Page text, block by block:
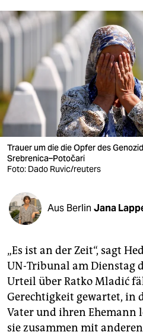
sport
berlin
wahrheit
verlag
verlag
veranstaltungen
fragen & hilfe
abo
genossenschaft
epaper login
Trauer um die die Opfer des
Srebrenica–Potočari
Foto: Dado Ruvic/reuters
Aus Berlin Jana
„Es ist an der Zeit“, sagt
UN-Tribunal am Dienstag
Urteil über Ratko Mladić
Gerechtigkeit gewartet, in
Vater und ihren Ehemann
sie zusammen mit